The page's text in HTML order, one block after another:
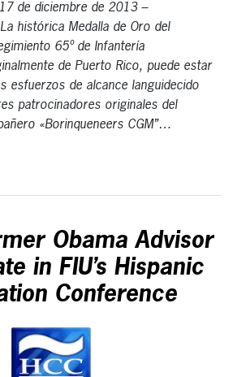
de diciembre de 2013 –
La histórica Medalla de Oro del
65º de Infantería
de Puerto Rico, puede estar
esfuerzos de alcance languidecido
patrocinadores originales del
«Borinqueneers CGM”…
Obama Advisor
in FIU’s Hispanic
Conference